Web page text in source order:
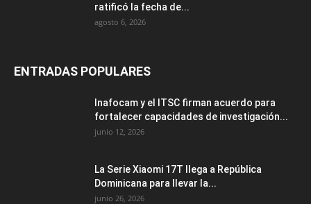
ratificó la fecha de...
agosto 6, 2026
ENTRADAS POPULARES
Inafocam y el ITSC firman acuerdo para
fortalecer capacidades de investigación...
junio 12, 2026
La Serie Xiaomi 17T llega a República
Dominicana para llevar la...
junio 26, 2026